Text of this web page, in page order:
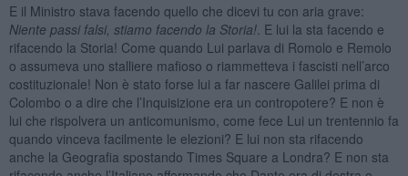
E il Ministro stava facendo quello che dicevi tu con aria grave:
Niente passi falsi, stiamo facendo la Storia!. E lui la sta facendo e
rifacendo la Storia! Come quando Lui parlava di Romolo e Remolo
o assumeva uno stalliere mafioso o riammetteva i fascisti nell’arco
costituzionale! Non è stato forse lui a far nascere Galilei prima di
Colombo o a dire che l’Inquisizione era un contropotere? E non è
lui che rispolvera un anticomunismo, come fece Lui un trentennio fa
quando vinceva facilmente le elezioni? E lui non sta rifacendo
anche la Geografia spostando Times Square a Londra? E non sta